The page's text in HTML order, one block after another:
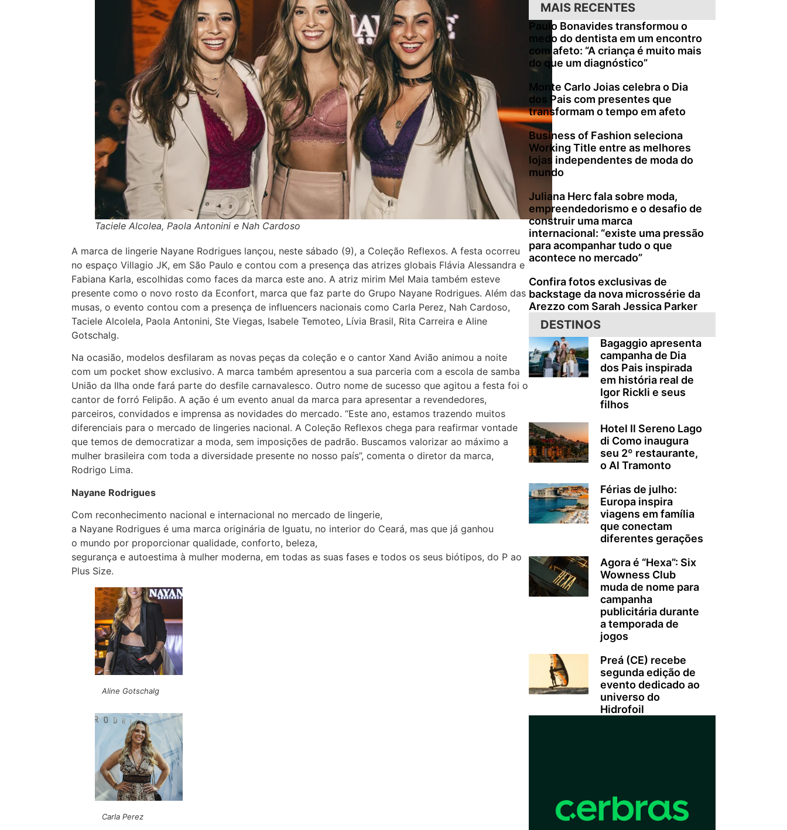
Taciele Alcolea, Paola Antonini e Nah Cardoso
A marca de lingerie Nayane Rodrigues lançou, neste sábado (9), a Coleção Reflexos. A festa ocorreu
no espaço Villagio JK, em São Paulo e contou com a presença das atrizes globais Flávia Alessandra e
Fabiana Karla, escolhidas como faces da marca este ano. A atriz mirim Mel Maia também esteve
presente como o novo rosto da Econfort, marca que faz parte do Grupo Nayane Rodrigues. Além das
musas, o evento contou com a presença de influencers nacionais como Carla Perez, Nah Cardoso,
Taciele Alcolela, Paola Antonini, Ste Viegas, Isabele Temoteo, Lívia Brasil, Rita Carreira e Aline
Gotschalg.
Na ocasião, modelos desfilaram as novas peças da coleção e o cantor Xand Avião animou a noite
com um pocket show exclusivo. A marca também apresentou a sua parceria com a escola de samba
União da Ilha onde fará parte do desfile carnavalesco. Outro nome de sucesso que agitou a festa foi o
cantor de forró Felipão. A ação é um evento anual da marca para apresentar a revendedores,
parceiros, convidados e imprensa as novidades do mercado. “Este ano, estamos trazendo muitos
diferenciais para o mercado de lingeries nacional. A Coleção Reflexos chega para reafirmar vontade
que temos de democratizar a moda, sem imposições de padrão. Buscamos valorizar ao máximo a
mulher brasileira com toda a diversidade presente no nosso país”, comenta o diretor da marca,
Rodrigo Lima.
Nayane Rodrigues
Com reconhecimento nacional e internacional no mercado de lingerie,
a Nayane Rodrigues é uma marca originária de Iguatu, no interior do Ceará, mas que já ganhou
o mundo por proporcionar qualidade, conforto, beleza,
segurança e autoestima à mulher moderna, em todas as suas fases e todos os seus biótipos, do P ao
Plus Size.
Aline Gotschalg
Carla Perez
MAIS RECENTES
Paulo Bonavides transformou o
medo do dentista em um encontro
com afeto: “A criança é muito mais
do que um diagnóstico”
Monte Carlo Joias celebra o Dia
dos Pais com presentes que
transformam o tempo em afeto
Business of Fashion seleciona
Working Title entre as melhores
lojas independentes de moda do
mundo
Juliana Herc fala sobre moda,
empreendedorismo e o desafio de
construir uma marca
internacional: “existe uma pressão
para acompanhar tudo o que
acontece no mercado”
Confira fotos exclusivas de
backstage da nova microssérie da
Arezzo com Sarah Jessica Parker
DESTINOS
Bagaggio apresenta
campanha de Dia
dos Pais inspirada
em história real de
Igor Rickli e seus
filhos
Hotel Il Sereno Lago
di Como inaugura
seu 2º restaurante,
o Al Tramonto
Férias de julho:
Europa inspira
viagens em família
que conectam
diferentes gerações
Agora é “Hexa”: Six
Wowness Club
muda de nome para
campanha
publicitária durante
a temporada de
jogos
Preá (CE) recebe
segunda edição de
evento dedicado ao
universo do
Hidrofoil